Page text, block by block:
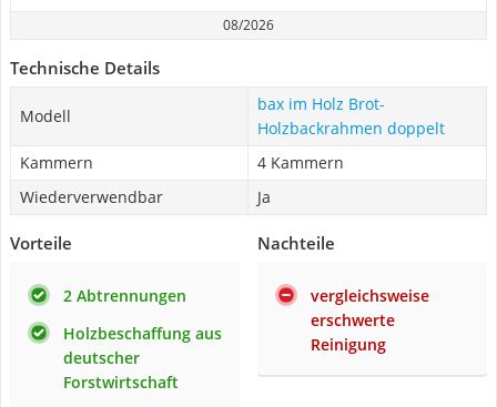
08/2026
Technische Details
Modell
bax im Holz Brot-
Holzbackrahmen doppelt
Kammern
4 Kammern
Wiederverwendbar
Ja
Vorteile
2 Abtrennungen
Holzbeschaffung aus
deutscher
Forstwirtschaft
Nachteile
vergleichsweise
erschwerte
Reinigung